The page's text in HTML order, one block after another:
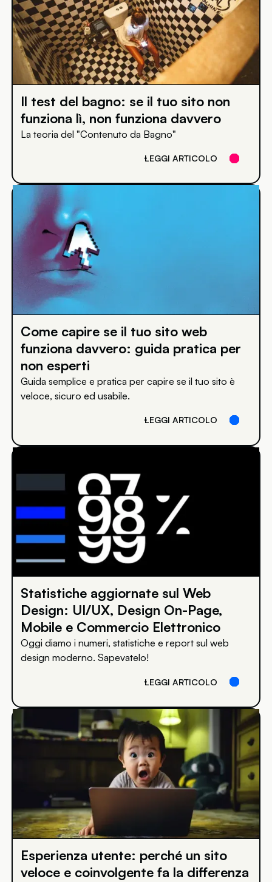
Il test del bagno: se il tuo sito non
funziona lì, non funziona davvero
La teoria del "Contenuto da Bagno"
LEGGI ARTICOLO
Come capire se il tuo sito web
funziona davvero: guida pratica per
non esperti
Guida semplice e pratica per capire se il tuo sito è
veloce, sicuro ed usabile.
LEGGI ARTICOLO
Statistiche aggiornate sul Web
Design: UI/UX, Design On-Page,
Mobile e Commercio Elettronico
Oggi diamo i numeri, statistiche e report sul web
design moderno. Sapevatelo!
LEGGI ARTICOLO
Esperienza utente: perché un sito
veloce e coinvolgente fa la differenza